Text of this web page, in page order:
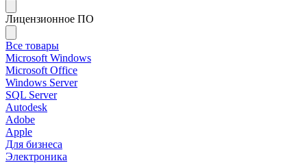
Лицензионное ПО
Все товары
Microsoft Windows
Microsoft Office
Windows Server
SQL Server
Autodesk
Adobe
Apple
Для бизнеса
Электроника